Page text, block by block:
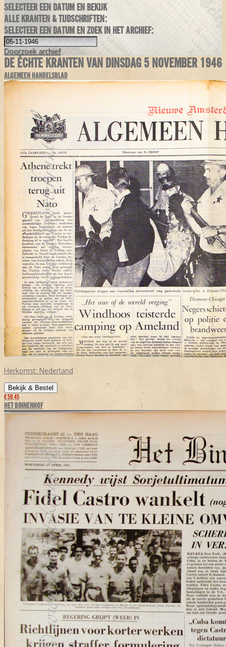
SELECTEER EEN DATUM EN BEKIJK
ALLE KRANTEN & TIJDSCHRIFTEN:
SELECTEER EEN DATUM EN ZOEK IN HET ARCHIEF:
Doorzoek archief
DE ÉCHTE KRANTEN VAN DINSDAG 5 NOVEMBER 1946
ALGEMEEN HANDELSBLAD
Herkomst: Nederland
Bekijk & Bestel
€ 59,45
HET BINNENHOF